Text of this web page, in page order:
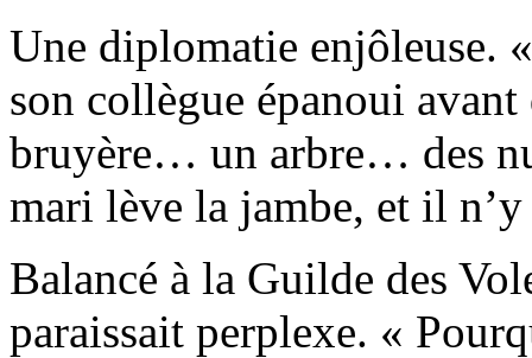
Une diplomatie enjôleuse.
son collègue épanoui
bruyère… un arbre… des
mari lève la jambe, et il
Balancé à la Guilde des
paraissait perplexe. «